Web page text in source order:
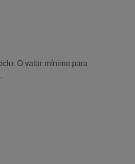
O valor mínimo para